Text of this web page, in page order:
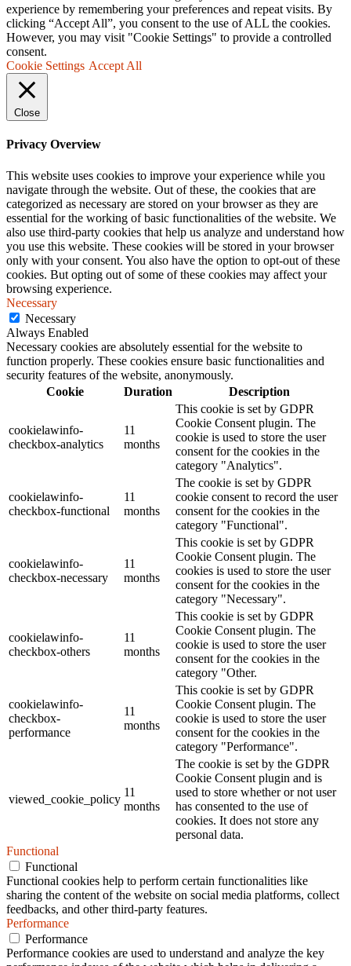
experience by remembering your preferences and repeat visits. By
clicking “Accept All”, you consent to the use of ALL the cookies.
However, you may visit "Cookie Settings" to provide a controlled
consent.
Cookie Settings Accept All
Close
Privacy Overview
This website uses cookies to improve your experience while you
navigate through the website. Out of these, the cookies that are
categorized as necessary are stored on your browser as they are
essential for the working of basic functionalities of the website. We
also use third-party cookies that help us analyze and understand how
you use this website. These cookies will be stored in your browser
only with your consent. You also have the option to opt-out of these
cookies. But opting out of some of these cookies may affect your
browsing experience.
Necessary
Necessary
Always Enabled
Necessary cookies are absolutely essential for the website to
function properly. These cookies ensure basic functionalities and
security features of the website, anonymously.
Cookie
Duration Description
cookielawinfo-
checkbox-analytics
11
months
This cookie is set by GDPR
Cookie Consent plugin. The
cookie is used to store the user
consent for the cookies in the
category "Analytics".
cookielawinfo-
checkbox-functional
11
months
The cookie is set by GDPR
cookie consent to record the user
consent for the cookies in the
category "Functional".
cookielawinfo-
checkbox-necessary
11
months
This cookie is set by GDPR
Cookie Consent plugin. The
cookies is used to store the user
consent for the cookies in the
category "Necessary".
cookielawinfo-
checkbox-others
11
months
This cookie is set by GDPR
Cookie Consent plugin. The
cookie is used to store the user
consent for the cookies in the
category "Other.
cookielawinfo-
checkbox-
performance
11
months
This cookie is set by GDPR
Cookie Consent plugin. The
cookie is used to store the user
consent for the cookies in the
category "Performance".
viewed_cookie_policy
11
months
The cookie is set by the GDPR
Cookie Consent plugin and is
used to store whether or not user
has consented to the use of
cookies. It does not store any
personal data.
Functional
Functional
Functional cookies help to perform certain functionalities like
sharing the content of the website on social media platforms, collect
feedbacks, and other third-party features.
Performance
Performance
Performance cookies are used to understand and analyze the key